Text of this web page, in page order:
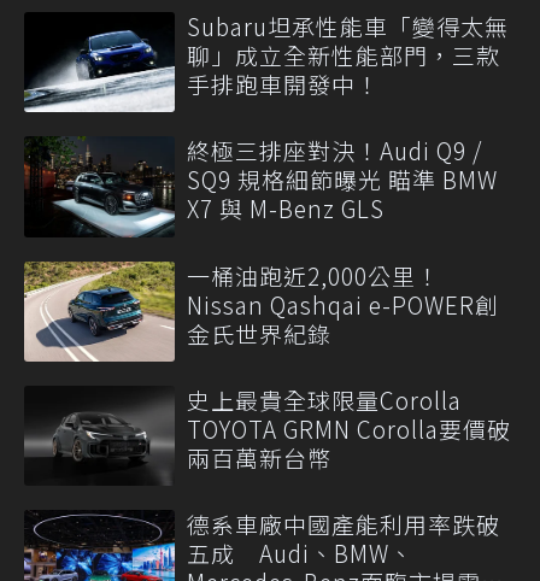
Subaru坦承性能車「變得太無
聊」成立全新性能部門，三款
手排跑車開發中！
終極三排座對決！Audi Q9 /
SQ9 規格細節曝光 瞄準 BMW
X7 與 M-Benz GLS
一桶油跑近2,000公里！
Nissan Qashqai e-POWER創
金氏世界紀錄
史上最貴全球限量Corolla
TOYOTA GRMN Corolla要價破
兩百萬新台幣
德系車廠中國產能利用率跌破
五成 Audi、BMW、